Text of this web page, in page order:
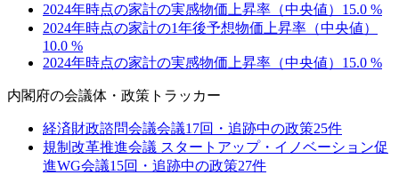
2024年時点の家計の実感物価上昇率（中央値） 15.0 %
2024年時点の家計の1年後予想物価上昇率（中央値）
10.0 %
2024年時点の家計の実感物価上昇率（中央値） 15.0 %
内閣府の会議体・政策トラッカー
経済財政諮問会議会議17回・追跡中の政策25件
規制改革推進会議 スタートアップ・イノベーション促
進WG会議15回・追跡中の政策27件